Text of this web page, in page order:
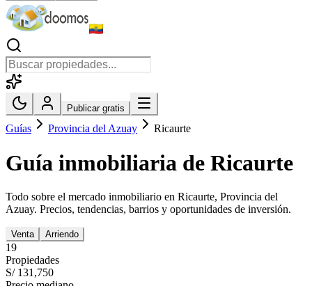
Publicar gratis
Guías Provincia del Azuay Ricaurte
Guía inmobiliaria de Ricaurte
Todo sobre el mercado inmobiliario en Ricaurte, Provincia del
Azuay. Precios, tendencias, barrios y oportunidades de inversión.
Venta Arriendo
19
Propiedades
S/ 131,750